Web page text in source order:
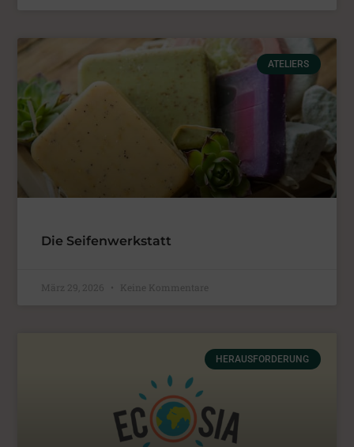
ATELIERS
Die Seifenwerkstatt
März 29, 2026 Keine Kommentare
HERAUSFORDERUNG